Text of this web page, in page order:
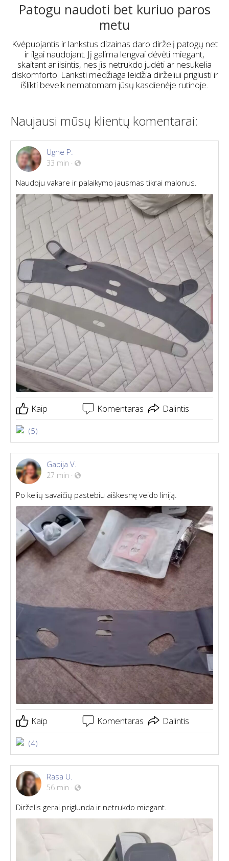
Patogu naudoti bet kuriuo paros
metu
Kvėpuojantis ir lankstus dizainas daro dirželį patogų net
ir ilgai naudojant. Jį galima lengvai dėvėti miegant,
skaitant ar ilsintis, nes jis netrukdo judėti ar nesukelia
diskomforto. Lanksti medžiaga leidžia dirželiui priglusti ir
išlikti beveik nematomam jūsų kasdienėje rutinoje.
Naujausi mūsų klientų komentarai:
Ugne P.
33 min ·
Naudoju vakare ir palaikymo jausmas tikrai malonus.
Kaip Komentaras Dalintis
(5)
Gabija V.
27 min ·
Po kelių savaičių pastebiu aiškesnę veido liniją.
Kaip Komentaras Dalintis
(4)
Rasa U.
56 min ·
Dirželis gerai priglunda ir netrukdo miegant.